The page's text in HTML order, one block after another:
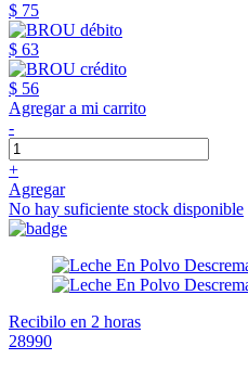
$ 75
$ 63
$ 56
Agregar a mi carrito
-
+
Agregar
No hay suficiente stock disponible
Recibilo en 2 horas
28990